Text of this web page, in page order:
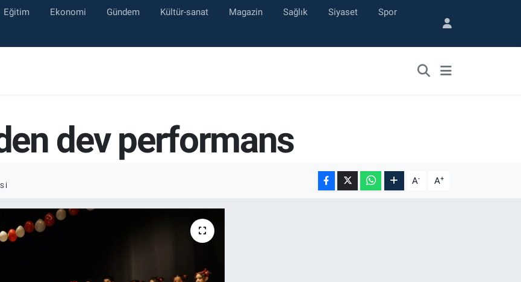
Eğitim Ekonomi Gündem Kültür-sanat Magazin Sağlık Siyaset Spor
dev performans
A- A+